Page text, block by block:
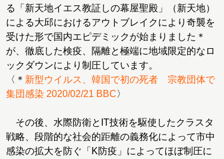
る「新天地イエス教証しの幕屋聖殿」（新天地）
による大邱におけるアウトブレイクにより奇襲を
受けた形で国内エピデミックが始まりました＊
が、徹底した検疫、隔離と極端に地域限定的なロ
ックダウンにより制圧しています。
〈＊ 新型ウイルス、韓国で初の死者 宗教団体で
集団感染 2020/02/21 BBC〉
その後、水際防衛とIT技術を駆使したクラスタ
戦略、段階的な社会的距離の義務化によって市中
感染の拡大を防ぐ「K防疫」によってほぼ制圧に